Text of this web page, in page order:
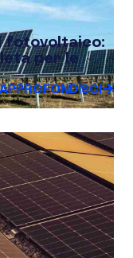
fotovoltaico:
per le
APPROFONDISCI